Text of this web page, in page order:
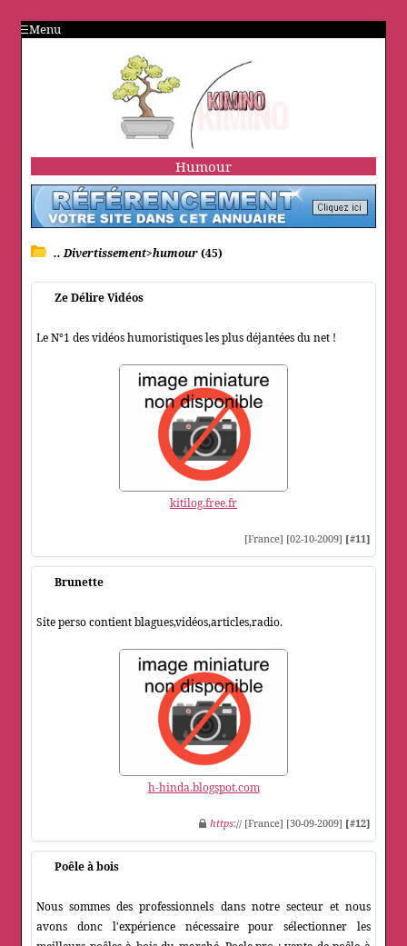
Menu
Humour
.. Divertissement>humour(45)
Ze Délire Vidéos
Le N°1 des vidéos humoristiques les plus déjantées du net !
kitilog.free.fr
[France] [02-10-2009] [#11]
Brunette
Site perso contient blagues,vidéos,articles,radio.
h-hinda.blogspot.com
https:// [France] [30-09-2009] [#12]
Poêle à bois
Nous sommes des professionnels dans notre secteur et nous
avons donc l'expérience nécessaire pour sélectionner les